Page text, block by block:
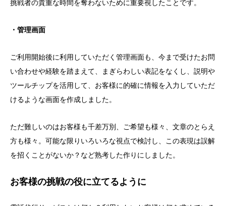
挑戦者の貴重な時間を奪わないために重要視したことです。
・管理画面
ご利用開始後に利用していただく管理画面も、今まで受けたお問
い合わせや経験を踏まえて、まぎらわしい表記をなくし、説明や
ツールチップを活用して、お客様に的確に情報を入力していただ
けるような画面を作成しました。
ただ難しいのはお客様も千差万別、ご希望も様々、文章のとらえ
方も様々。可能な限りいろいろな視点で検討し、この表現は誤解
を招くことがないか？など熟考した作りにしました。
お客様の挑戦の役に立てるように